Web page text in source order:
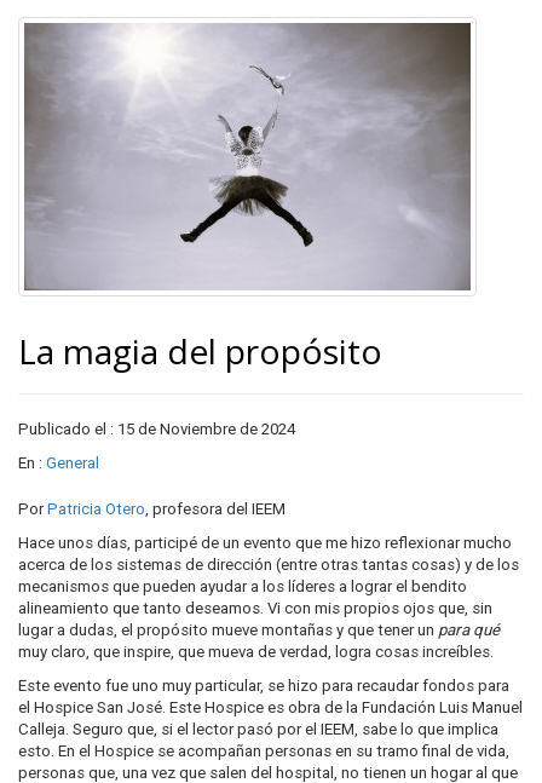
La magia del propósito
Publicado el : 15 de Noviembre de 2024
En : General
PorPatricia Otero, profesora del IEEM
Hace unos días, participé de un evento que me hizo reflexionar mucho
acerca de los sistemas de dirección (entre otras tantas cosas) y de los
mecanismos que pueden ayudar a los líderes a lograr el bendito
alineamiento que tanto deseamos. Vi con mis propios ojos que, sin
lugar a dudas, el propósito mueve montañas y que tener un para qué
muy claro, que inspire, que mueva de verdad, logra cosas increíbles.
Este evento fue uno muy particular, se hizo para recaudar fondos para
el Hospice San José. Este Hospice es obra de la Fundación Luis Manuel
Calleja. Seguro que, si el lector pasó por el IEEM, sabe lo que implica
esto. En el Hospice se acompañan personas en su tramo final de vida,
personas que, una vez que salen del hospital, no tienen un hogar al que